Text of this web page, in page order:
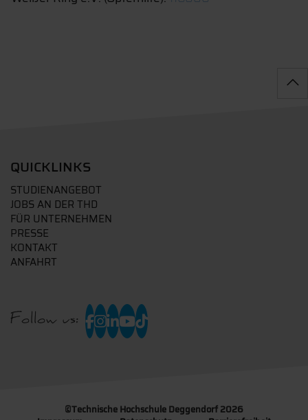
QUICKLINKS
STUDIENANGEBOT
JOBS AN DER THD
FÜR UNTERNEHMEN
PRESSE
KONTAKT
ANFAHRT
Follow us:
©Technische Hochschule Deggendorf 2026